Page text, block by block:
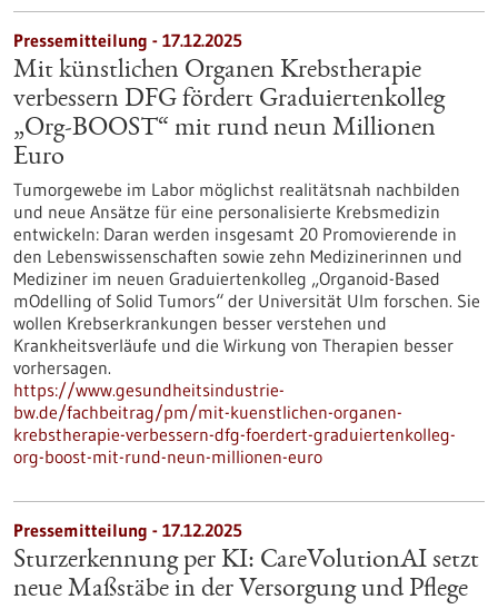
Pressemitteilung - 17.12.2025
Mit künstlichen Organen Krebstherapie
verbessern DFG fördert Graduiertenkolleg
„Org-BOOST“ mit rund neun Millionen
Euro
Tumorgewebe im Labor möglichst realitätsnah nachbilden
und neue Ansätze für eine personalisierte Krebsmedizin
entwickeln: Daran werden insgesamt 20 Promovierende in
den Lebenswissenschaften sowie zehn Medizinerinnen und
Mediziner im neuen Graduiertenkolleg „Organoid-Based
mOdelling of Solid Tumors“ der Universität Ulm forschen. Sie
wollen Krebserkrankungen besser verstehen und
Krankheitsverläufe und die Wirkung von Therapien besser
vorhersagen.
https://www.gesundheitsindustrie-
bw.de/fachbeitrag/pm/mit-kuenstlichen-organen-
krebstherapie-verbessern-dfg-foerdert-graduiertenkolleg-
org-boost-mit-rund-neun-millionen-euro
Pressemitteilung - 17.12.2025
Sturzerkennung per KI: CareVolutionAI setzt
neue Maßstäbe in der Versorgung und Pflege